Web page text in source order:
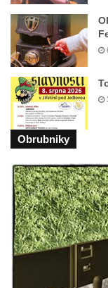
Obrubniky